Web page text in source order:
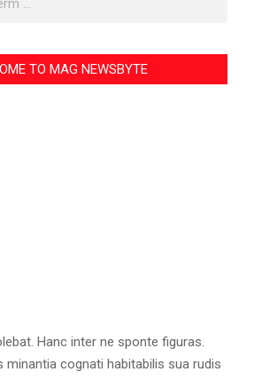
TO MAG NEWSBYTE
Hanc inter ne sponte figuras.
minantia cognati habitabilis sua rudis